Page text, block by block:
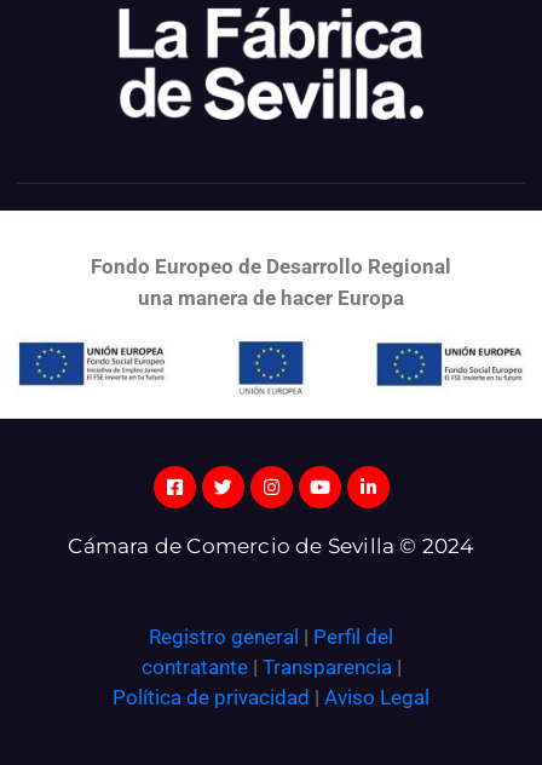
Fondo Europeo de Desarrollo Regional
una manera de hacer Europa
Cámara de Comercio de Sevilla © 2024
Registro general | Perfil del
contratante| Transparencia |
Política de privacidad | Aviso Legal